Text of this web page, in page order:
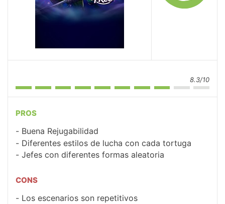
8.3/10
PROS
Buena Rejugabilidad
Diferentes estilos de lucha con cada tortuga
Jefes con diferentes formas aleatoria
CONS
Los escenarios son repetitivos